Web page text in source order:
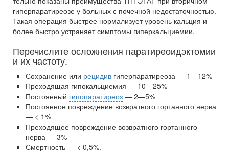
гиперпаратиреозе у боль­ных с почечной недостаточностью.
Такая операция быстрее нормализует уровень кальция и
более быстро устраняет симптомы гиперкальциемии.
Перечислите осложнения паратиреоидэктомии
и их частоту.
Сохранение или рецидив гиперпаратиреоза — 1—12%
Преходящая гипокальциемия — 10—25%
Постоянный гипопаратиреоз — 2—5%
Постоянное повреждение возвратного гортанного нерва
— < 1%
Преходящее повреждение возвратного гортанного
нерва — 3%
Смертность — < 0,5%.